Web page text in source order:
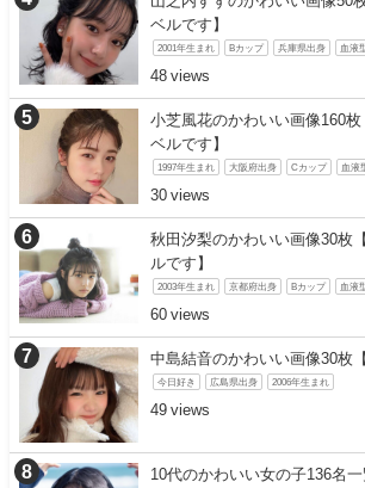
ベルです】
2001年生まれ Bカップ 兵庫県出身 血液
48
小芝風花のかわいい画像160
ベルです】
1997年生まれ 大阪府出身 Cカップ 血液
30
秋田汐梨のかわいい画像30枚
ルです】
2003年生まれ 京都府出身 Bカップ 血液
60
中島結音のかわいい画像30枚
今日好き 広島県出身 2006年生まれ
49
10代のかわいい女の子136名